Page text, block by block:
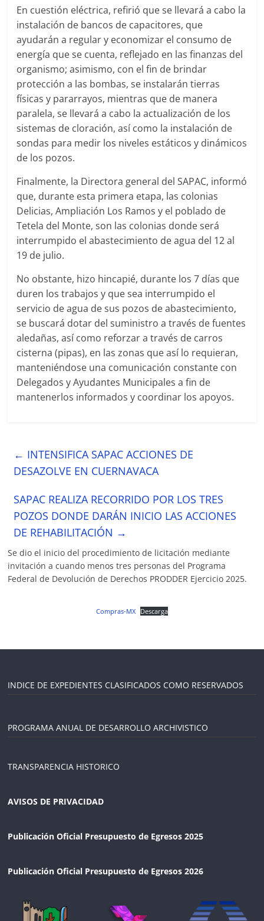
En cuestión eléctrica, refirió que se llevará a cabo la
instalación de bancos de capacitores, que
ayudarán a regular y economizar el consumo de
energía que se cuenta, reflejado en las finanzas del
organismo; asimismo, con el fin de brindar
protección a las bombas, se instalarán tierras
físicas y pararrayos, mientras que de manera
paralela, se llevará a cabo la actualización de los
sistemas de cloración, así como la instalación de
sondas para medir los niveles estáticos y dinámicos
de los pozos.
Finalmente, la Directora general del SAPAC, informó
que, durante esta primera etapa, las colonias
Delicias, Ampliación Los Ramos y el poblado de
Tetela del Monte, son las colonias donde será
interrumpido el abastecimiento de agua del 12 al
19 de julio.
No obstante, hizo hincapié, durante los 7 días que
duren los trabajos y que sea interrumpido el
servicio de agua de sus pozos de abastecimiento,
se buscará dotar del suministro a través de fuentes
aledañas, así como reforzar a través de carros
cisterna (pipas), en las zonas que así lo requieran,
manteniéndose una comunicación constante con
Delegados y Ayudantes Municipales a fin de
mantenerlos informados y coordinar los apoyos.
← INTENSIFICA SAPAC ACCIONES DE
DESAZOLVE EN CUERNAVACA
SAPAC REALIZA RECORRIDO POR LOS TRES
POZOS DONDE DARÁN INICIO LAS ACCIONES
DE REHABILITACIÓN →
Se dio el inicio del procedimiento de licitación mediante
invitación a cuando menos tres personas del Programa
Federal de Devolución de Derechos PRODDER Ejercicio 2025.
Compras-MX Descarga
INDICE DE EXPEDIENTES CLASIFICADOS COMO RESERVADOS
PROGRAMA ANUAL DE DESARROLLO ARCHIVISTICO
TRANSPARENCIA HISTORICO
AVISOS DE PRIVACIDAD
Publicación Oficial Presupuesto de Egresos 2025
Publicación Oficial Presupuesto de Egresos 2026